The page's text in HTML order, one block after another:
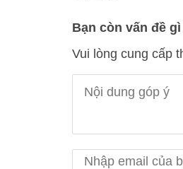
Bạn còn vấn đề
Vui lòng cung cấp